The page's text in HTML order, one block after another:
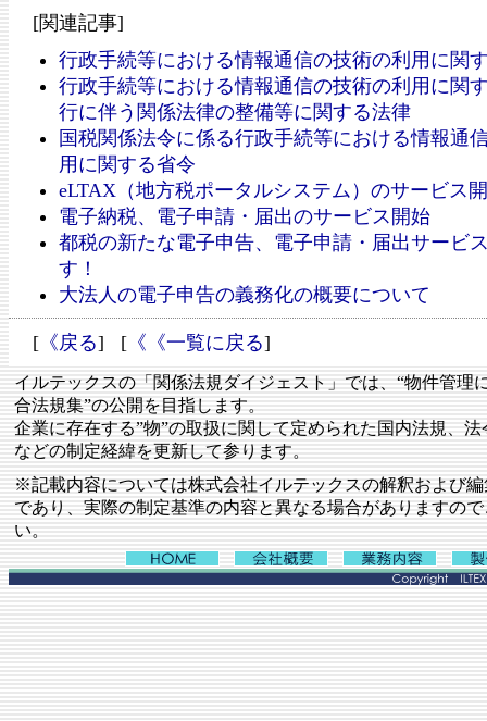
[関連記事]
行政手続等における情報通信の技術の利用に関
行政手続等における情報通信の技術の利用に関
行に伴う関係法律の整備等に関する法律
国税関係法令に係る行政手続等における情報通
用に関する省令
eLTAX（地方税ポータルシステム）のサービス
電子納税、電子申請・届出のサービス開始
都税の新たな電子申告、電子申請・届出サービ
す！
大法人の電子申告の義務化の概要について
[《戻る] [《《一覧に戻る]
イルテックスの「関係法規ダイジェスト」では、“物件管理
合法規集”の公開を目指します。
企業に存在する”物”の取扱に関して定められた国内法規、
などの制定経緯を更新して参ります。
※記載内容については株式会社イルテックスの解釈および
であり、実際の制定基準の内容と異なる場合がありますの
い。